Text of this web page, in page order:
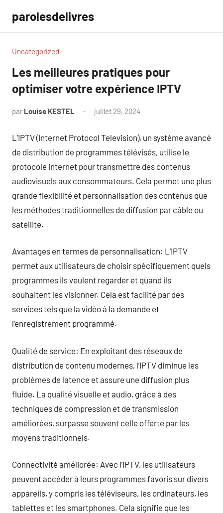
contenu
parolesdelivres
Uncategorized
Les meilleures pratiques pour
optimiser votre expérience IPTV
par Louise KESTEL juillet 29, 2024
L’IPTV (Internet Protocol Television), un système avancé
de distribution de programmes télévisés, utilise le
protocole internet pour transmettre des contenus
audiovisuels aux consommateurs. Cela permet une plus
grande flexibilité et personnalisation des contenus que
les méthodes traditionnelles de diffusion par câble ou
satellite.
Avantages en termes de personnalisation: L’IPTV
permet aux utilisateurs de choisir spécifiquement quels
programmes ils veulent regarder et quand ils
souhaitent les visionner. Cela est facilité par des
services tels que la vidéo à la demande et
l’enregistrement programmé.
Qualité de service: En exploitant des réseaux de
distribution de contenu modernes, l’IPTV diminue les
problèmes de latence et assure une diffusion plus
fluide. La qualité visuelle et audio, grâce à des
techniques de compression et de transmission
améliorées, surpasse souvent celle offerte par les
moyens traditionnels.
Connectivité améliorée: Avec l’IPTV, les utilisateurs
peuvent accéder à leurs programmes favoris sur divers
appareils, y compris les téléviseurs, les ordinateurs, les
tablettes et les smartphones. Cela signifie que les